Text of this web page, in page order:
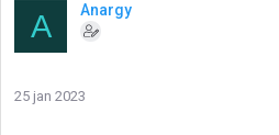
A Anargy
25 jan 2023